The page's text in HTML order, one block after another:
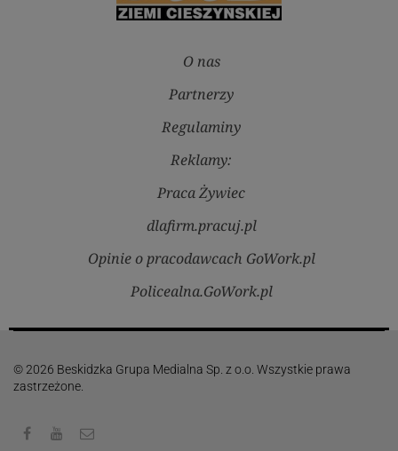
O nas
Partnerzy
Regulaminy
Reklamy:
Praca Żywiec
dlafirm.pracuj.pl
Opinie o pracodawcach GoWork.pl
Policealna.GoWork.pl
© 2026 Beskidzka Grupa Medialna Sp. z o.o. Wszystkie prawa
zastrzeżone.